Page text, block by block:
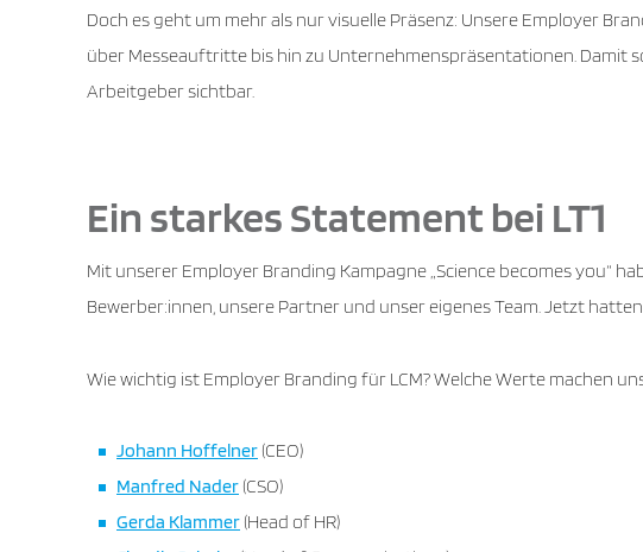
Doch es geht um mehr als nur visuelle Präsenz: Unsere Employer
über Messeauftritte bis hin zu Unternehmenspräsentationen. Damit
Arbeitgeber sichtbar.
Ein starkes Statement bei LT1
Mit unserer Employer Branding Kampagne „Science becomes you“
Bewerber:innen, unsere Partner und unser eigenes Team. Jetzt
Wie wichtig ist Employer Branding für LCM? Welche Werte machen
Johann Hoffelner (CEO)
Manfred Nader (CSO)
Gerda Klammer (Head of HR)